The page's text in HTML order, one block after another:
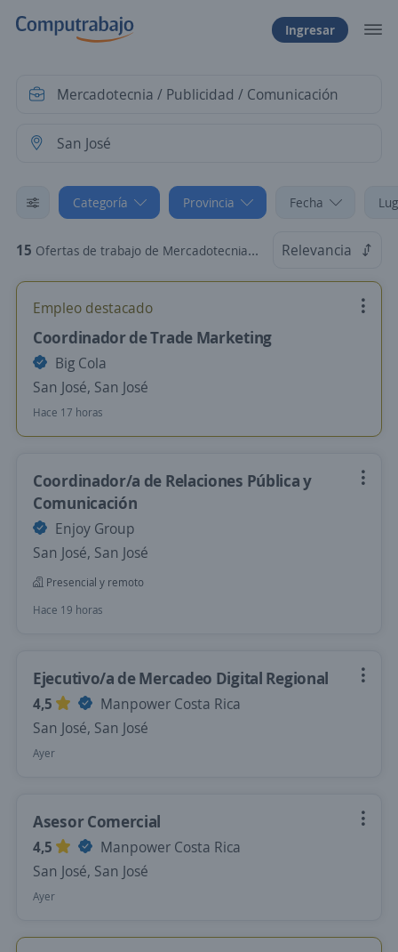
Ingresar
Categoría Provincia Fecha
15 Ofertas de trabajo de Mercadotecnia / Publicidad / Comunicación en San José Relevancia
Empleo destacado
Coordinador de Trade Marketing
Big Cola
San José, San José
Hace 17 horas
Coordinador/a de Relaciones Pública y
Comunicación
Enjoy Group
San José, San José
Presencial y remoto
Hace 19 horas
Ejecutivo/a de Mercadeo Digital Regional
4,5
Manpower Costa Rica
San José, San José
Ayer
Asesor Comercial
4,5
Manpower Costa Rica
San José, San José
Ayer